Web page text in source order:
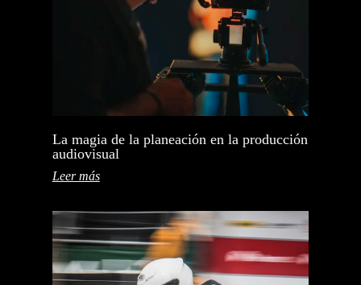
La magia de la planeación en la producción
audiovisual
Leer más